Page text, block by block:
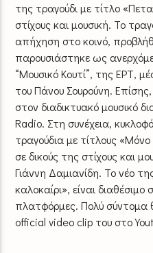
της τραγούδι με τίτλο
στίχους και μουσική. Το
απήχηση στο κοινό,
παρουσιάστηκε ως
“Μουσικό Κουτί”, της ΕΡΤ,
του Πάνου Σουρούνη.
στον διαδικτυακό μουσικό
Radio. Στη συνέχεια,
τραγούδια με τίτλους
σε δικούς της στίχους και
Γιάννη Δαμιανίδη. Το νέο
καλοκαίρι», είναι διαθέσιμο
πλατφόρμες. Πολύ σύντομα
οfficial video clip του στο